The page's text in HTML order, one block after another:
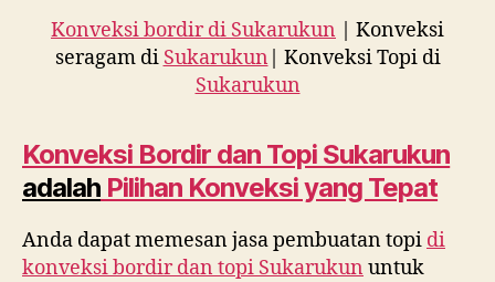
Konveksi bordir di Sukarukun | Konveksi
seragam di Sukarukun | Konveksi Topi di
Sukarukun
Konveksi Bordir dan Topi Sukarukun
adalah Pilihan Konveksi yang Tepat
Anda dapat memesan jasa pembuatan topi di
konveksi bordir dan topi Sukarukun untuk